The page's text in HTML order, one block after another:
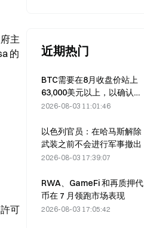
主
的
可
近期热门
BTC需要在8月收盘价站上
63,000美元以上，以确认熊
市底部，10x研究表示称
2026-08-03 11:01:46
以色列官员：在哈马斯解除
武装之前不会进行军事撤出
2026-08-03 17:39:07
RWA、GameFi 和再质押代
币在 7 月领跑市场表现
2026-08-03 17:05:42